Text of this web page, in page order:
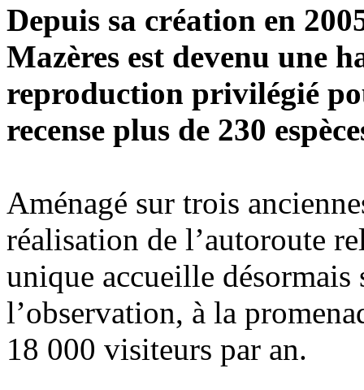
Depuis sa création en
Mazères est devenu une
reproduction privilégié
recense plus de 230
Aménagé sur trois
réalisation de l’autoroute
unique accueille désormais
l’observation, à la
18 000 visiteurs par an.